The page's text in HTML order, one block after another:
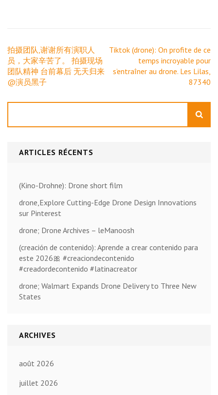
Navigation
de
l’article
拍摄团队,谢谢所有演职人
员，大家辛苦了。 拍摄现场
团队精神 台前幕后 无天归来
@演员黑子
Tiktok (drone): On profite de ce
temps incroyable pour
s’entraîner au drone. Les Lilas,
87340
ARTICLES RÉCENTS
(Kino-Drohne): Drone short film
drone,Explore Cutting-Edge Drone Design Innovations
sur Pinterest
drone; Drone Archives – leManoosh
(creación de contenido): Aprende a crear contenido para
este 2026🎀 #creaciondecontenido
#creadordecontenido #latinacreator
drone; Walmart Expands Drone Delivery to Three New
States
ARCHIVES
août 2026
juillet 2026